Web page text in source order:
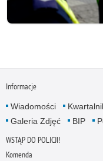
Informacje
Wiadomości
Galeria Zdjęć
BIP
WSTĄP DO POLICJI!
Komenda